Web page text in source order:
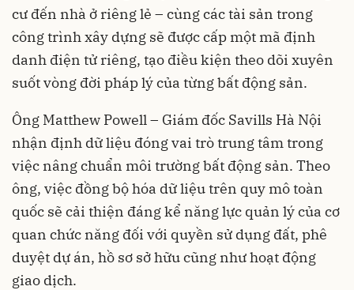
cư đến nhà ở riêng lẻ – cùng các tài sản trong
công trình xây dựng sẽ được cấp một mã định
danh điện tử riêng, tạo điều kiện theo dõi xuyên
suốt vòng đời pháp lý của từng bất động sản.
Ông Matthew Powell – Giám đốc Savills Hà Nội
nhận định dữ liệu đóng vai trò trung tâm trong
việc nâng chuẩn môi trường bất động sản. Theo
ông, việc đồng bộ hóa dữ liệu trên quy mô toàn
quốc sẽ cải thiện đáng kể năng lực quản lý của cơ
quan chức năng đối với quyền sử dụng đất, phê
duyệt dự án, hồ sơ sở hữu cũng như hoạt động
giao dịch.